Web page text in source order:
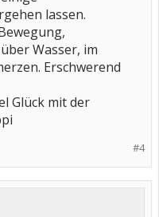
lassen.
Wasser, im
Erschwerend
Glück mit der
#4